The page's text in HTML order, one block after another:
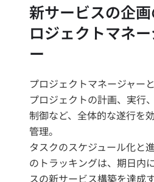
新サービスの企
ロジェクトマネー
ー
プロジェクトマネージャーと
プロジェクトの計画、実行
制御など、全体的な遂行を
管理。
タスクのスケジュール化と
のトラッキングは、期日内
スの新サービス構築を達成